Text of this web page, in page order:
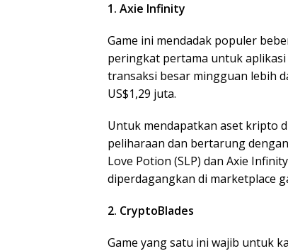
1. Axie Infinity
Game ini mendadak populer
peringkat pertama untuk
transaksi besar mingguan lebih
US$1,29 juta.
Untuk mendapatkan aset kripto
peliharaan dan bertarung
Love Potion (SLP) dan Axie
diperdagangkan di marketplace
2. CryptoBlades
Game yang satu ini wajib untuk